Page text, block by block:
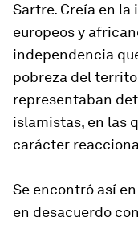
Sartre. Creía en
europeos y
independencia
pobreza del
representaban
islamistas, en las
carácter
Se encontró así
en desacuerdo